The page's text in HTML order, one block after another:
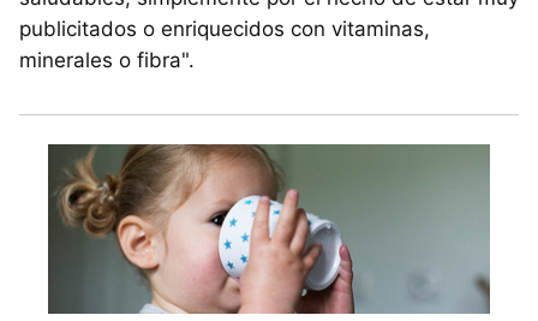
publicitados o enriquecidos con vitaminas,
minerales o fibra".